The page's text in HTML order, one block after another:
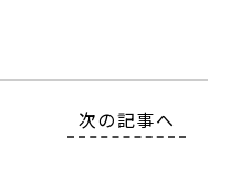
次の記事へ